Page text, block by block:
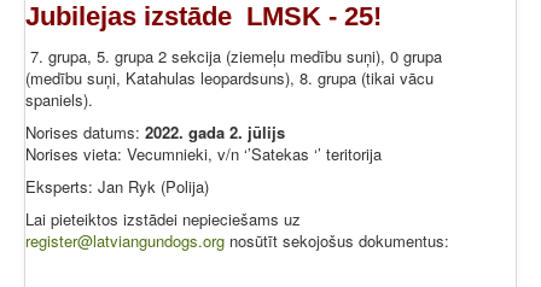
Jubilejas izstāde LMSK - 25!
7. grupa, 5. grupa 2 sekcija (ziemeļu medību suņi), 0 grupa
(medību suņi, Katahulas leopardsuns), 8. grupa (tikai vācu
spaniels).
Norises datums: 2022. gada 2. jūlijs
Norises vieta: Vecumnieki, v/n ‘’Satekas ‘’ teritorija
Eksperts: Jan Ryk (Polija)
Lai pieteiktos izstādei nepieciešams uz
register@latviangundogs.org nosūtīt sekojošus dokumentus: